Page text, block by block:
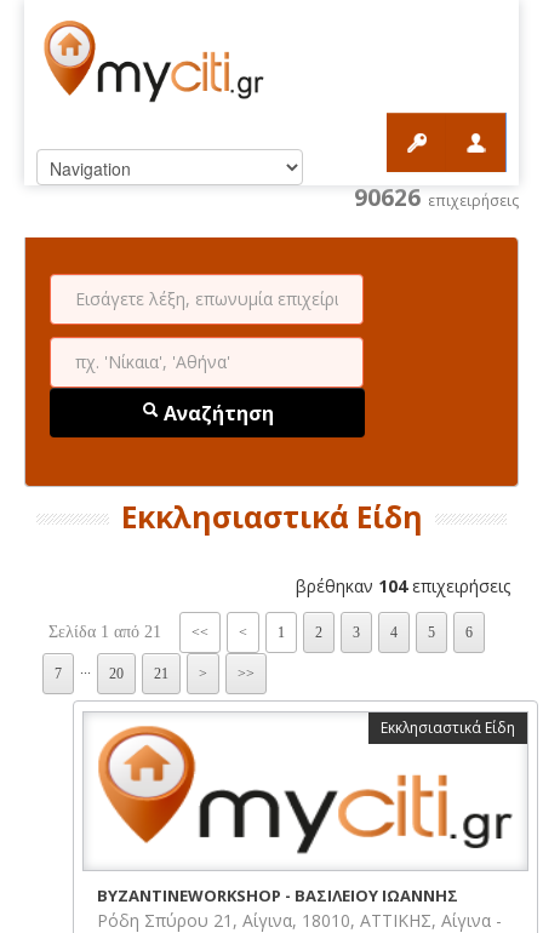
90626 επιχειρήσεις
Αναζήτηση
Εκκλησιαστικά Είδη
βρέθηκαν 104επιχειρήσεις
Σελίδα 1 από 21 << < 1 2 3 4 5 6
7 20 21 > >>
Εκκλησιαστικά Είδη
BYZANTINEWORKSHOP - ΒΑΣΙΛΕΙΟΥ ΙΩΑΝΝΗΣ
Ρόδη Σπύρου 21, Αίγινα, 18010, ΑΤΤΙΚΗΣ, Αίγινα -